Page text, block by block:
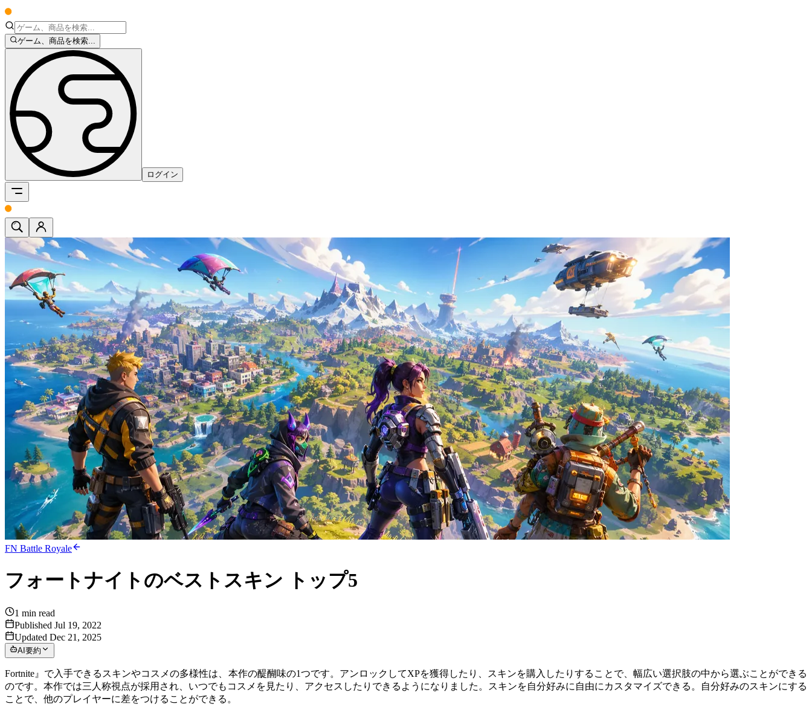
ゲーム、商品を検索...
ログイン
FN Battle Royale
フォートナイトのベストスキン トップ5
1 min read
Published Jul 19, 2022
Updated Dec 21, 2025
AI要約
Fortnite』で入手できるスキンやコスメの多様性は、本作の醍醐味の1つです。アンロックしてXPを獲得したり、スキンを購入したりすることで、幅広い選択肢の中から選ぶことができる
のです。本作では三人称視点が採用され、いつでもコスメを見たり、アクセスしたりできるようになりました。スキンを自分好みに自由にカスタマイズできる。自分好みのスキンにする
ことで、他のプレイヤーに差をつけることができる。